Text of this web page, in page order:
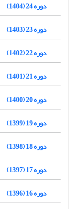
دوره 24 (1404)
دوره 23 (1403)
دوره 22 (1402)
دوره 21 (1401)
دوره 20 (1400)
دوره 19 (1399)
دوره 18 (1398)
دوره 17 (1397)
دوره 16 (1396)